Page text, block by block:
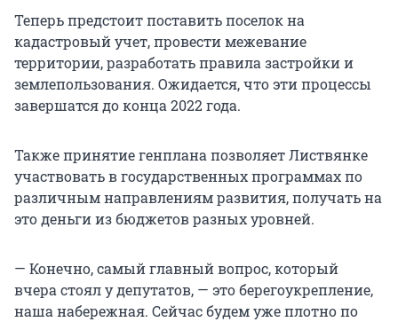
Теперь предстоит поставить поселок на
кадастровый учет, провести межевание
территории, разработать правила застройки и
землепользования. Ожидается, что эти процессы
завершатся до конца 2022 года.
Также принятие генплана позволяет Листвянке
участвовать в государственных программах по
различным направлениям развития, получать на
это деньги из бюджетов разных уровней.
— Конечно, самый главный вопрос, который
вчера стоял у депутатов, — это берегоукрепление,
наша набережная. Сейчас будем уже плотно по